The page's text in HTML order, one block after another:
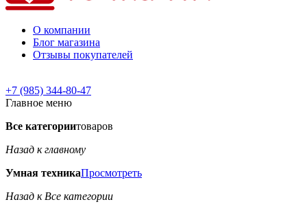
О компании
Блог магазина
Отзывы покупателей
+7 (985) 344-80-47
Главное меню
Все категориитоваров
Назад к главному
Умная техникаПросмотреть
Назад к Все категории